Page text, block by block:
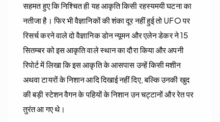
सहमत हुए कि निश्चित ही यह आकृति किसी रहस्यमयी घटना का
नतीजा है। फिर भी वैज्ञानिकों की शंका दूर नहीं हुई तो UFO पर
रिसर्च करने वाले दो वैज्ञानिक डोन न्यूमन और एलेन डेकर ने 15
सितम्बर को इस आकृति वाले स्थान का दौरा किया और अपनी
रिपोर्ट में लिखा कि इस आकृति के आसपास उन्हें किसी मशीन
अथवा टायरों के निशान आदि दिखाई नहीं दिए, बल्कि उनकी खुद
की बड़ी स्टेशन वैगन के पहियों के निशान उन चट्टानों और रेत पर
तुरंत आ गए थे।